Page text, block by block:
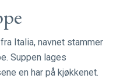
Italia, navnet stammer
Suppen lages
en har på kjøkkenet.